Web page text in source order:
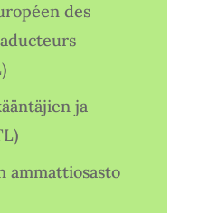
des
ja
ammattiosasto